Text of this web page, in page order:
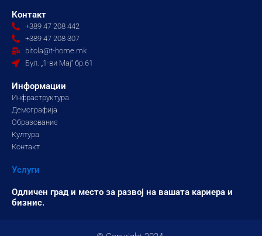
Контакт
+389 47 208 442
+389 47 208 307
bitola@t-home.mk
Бул. „1-ви Мај“ бр.61
Информации
Инфраструктура
Демографија
Образование
Култура
Контакт
Услуги
Одличен град и место за развој на вашата кариера и
бизнис.